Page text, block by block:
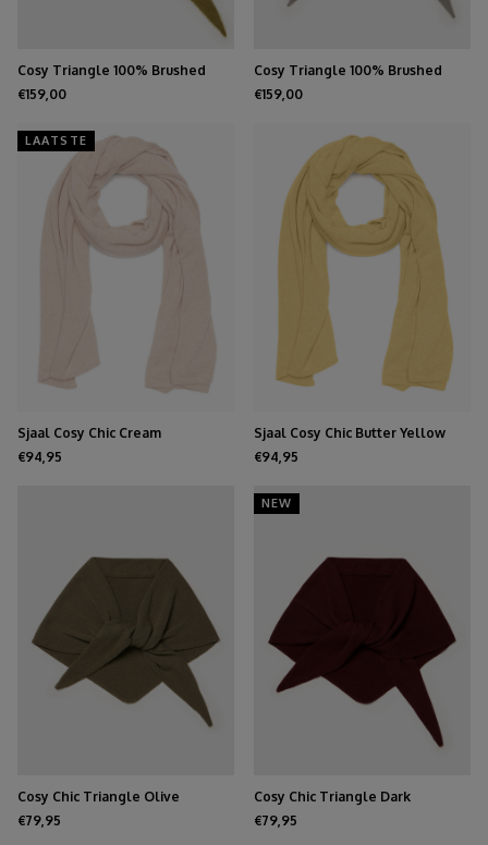
Cosy Triangle 100% Brushed
Cashmere Forest
€159,00
Cosy Triangle 100% Brushed
Cashmere Olive
€159,00
LAATSTE
Sjaal Cosy Chic Cream
€94,95
Sjaal Cosy Chic Butter Yellow
€94,95
Cosy Chic Triangle Olive
€79,95
NEW
Cosy Chic Triangle Dark
Burgundy
€79,95